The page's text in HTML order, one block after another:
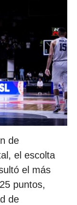
de
el escolta
el más
puntos,
de